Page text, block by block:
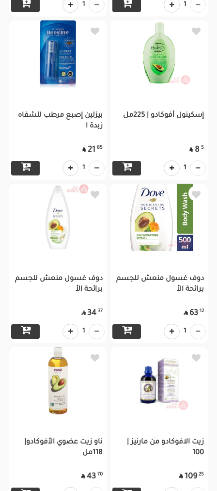
1
1
إسكينول أفوكادو | 225مل
5
8

1
بيزلين إصبع مرطب للشفاه
زبدة ا
85
21

1
دوف غسول منعش للجسم
برائحة الأ
12
63

1
دوف غسول منعش للجسم
برائحة الأ
37
34

1
زيت الافوكادو من مارنيز |
100
25
109

ناو زيت عضوي الأفوكادو|
118مل
70
43
